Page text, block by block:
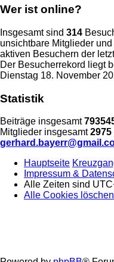
Wer ist online?
Insgesamt sind 314
unsichtbare Mitglieder
aktiven Besuchern der
Der Besucherrekord liegt
Dienstag 18. November
Statistik
Beiträge insgesamt
Mitglieder insgesamt2975
Hauptseite
Impressum &
Alle Zeiten sind
Alle Cookies löschen